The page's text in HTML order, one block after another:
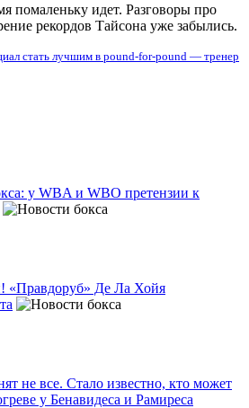
помаленьку идет. Разговоры про
рекордов Тайсона уже забылись.
стать лучшим в pound-for-pound — тренер
у WBA и WBO претензии к
«Правдоруб» Де Ла Хойя
не все. Стало известно, кто может
у Бенавидеса и Рамиреса